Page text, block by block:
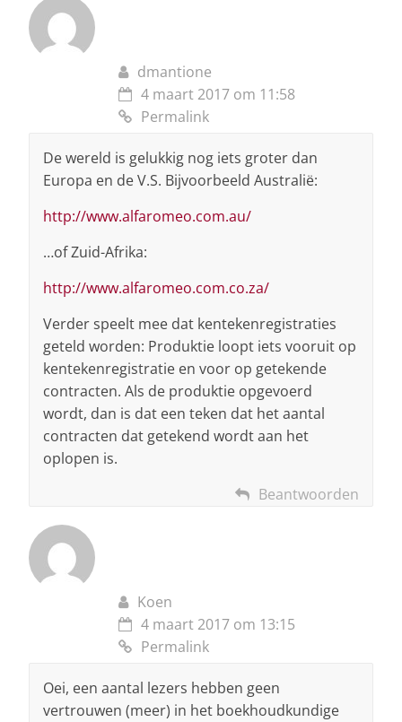
dmantione
4 maart 2017 om 11:58
Permalink
De wereld is gelukkig nog iets groter dan
Europa en de V.S. Bijvoorbeeld Australië:
http://www.alfaromeo.com.au/
…of Zuid-Afrika:
http://www.alfaromeo.com.co.za/
Verder speelt mee dat kentekenregistraties
geteld worden: Produktie loopt iets vooruit op
kentekenregistratie en voor op getekende
contracten. Als de produktie opgevoerd
wordt, dan is dat een teken dat het aantal
contracten dat getekend wordt aan het
oplopen is.
Beantwoorden
Koen
4 maart 2017 om 13:15
Permalink
Oei, een aantal lezers hebben geen
vertrouwen (meer) in het boekhoudkundige